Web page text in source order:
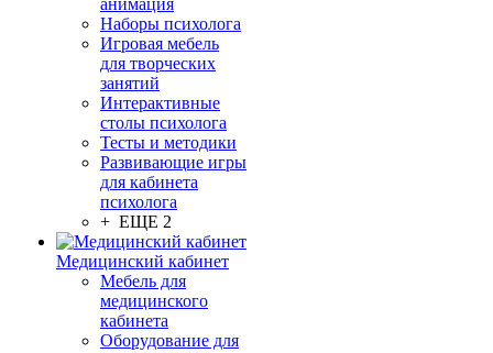
анимация
Наборы психолога
Игровая мебель
для творческих
занятий
Интерактивные
столы психолога
Тесты и методики
Развивающие игры
для кабинета
психолога
+ ЕЩЕ 2
Медицинский кабинет
Мебель для
медицинского
кабинета
Оборудование для